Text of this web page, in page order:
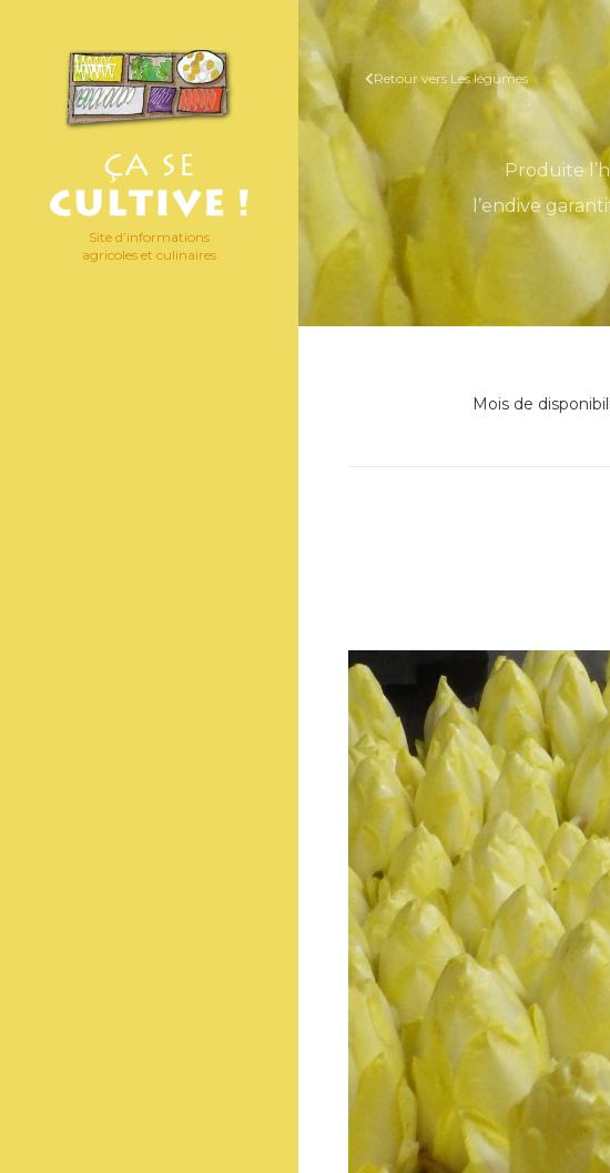
Site d’informations
agricoles et culinaires
Retour vers Les légumes
Produite
l’endive
Mois de